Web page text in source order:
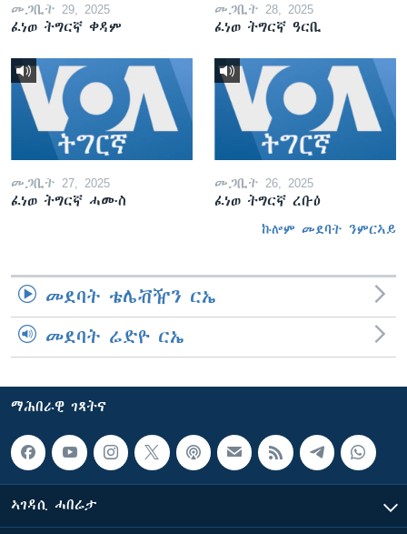
መጋቢት 29, 2025
ፈነወ ትግርኛ ቀዳም
መጋቢት 28, 2025
ፈነወ ትግርኛ ዓርቢ
መጋቢት 27, 2025
ፈነወ ትግርኛ ሓሙስ
መጋቢት 26, 2025
ፈነወ ትግርኛ ረቡዕ
ኩሎም መደባት ንምርኣይ
መደባት ቴሌቭዥን ርኤ
መደባት ሬድዮ ርኤ
ማሕበራዊ ገጻትና
ኣገዳሲ ሓበሬታ